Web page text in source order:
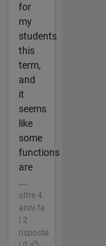
for
my
students
this
term,
and
it
seems
like
some
functions
are
...
oltre 4
anni fa
| 2
risposte